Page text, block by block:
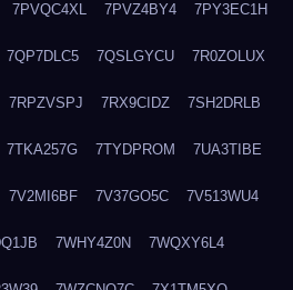
7PVQC4XL 7PVZ4BY4 7PY3EC1H
7QP7DLC5 7QSLGYCU 7R0ZOLUX
7RPZVSPJ 7RX9CIDZ 7SH2DRLB
7TKA257G 7TYDPROM 7UA3TIBE
7V2MI6BF 7V37GO5C 7V513WU4
7WHY4Z0N 7WQXY6L4